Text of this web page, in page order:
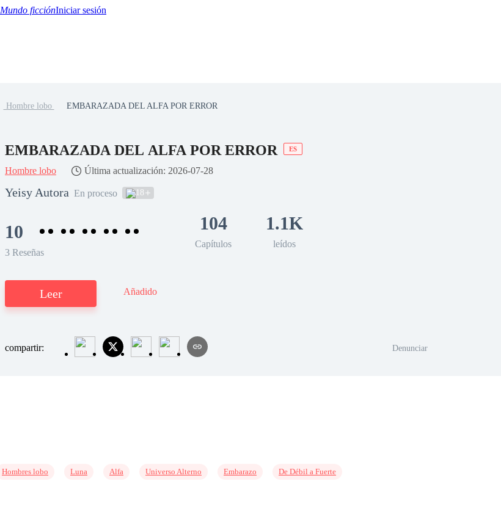
Mundo ficciónIniciar sesión
Hombre lobo EMBARAZADA DEL ALFA POR ERROR
EMBARAZADA DEL ALFA POR ERROR ES
Hombre lobo Última actualización: 2026-07-28
Yeisy Autora En proceso 18
10
3 Reseñas
104
Capítulos
1.1K
leídos
Leer Añadido
compartir: Denunciar
Hombres lobo Luna Alfa Universo Alterno Embarazo De Débil a Fuerte